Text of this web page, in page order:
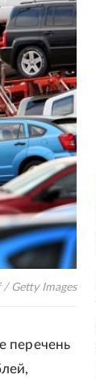
Getty Images
перечень